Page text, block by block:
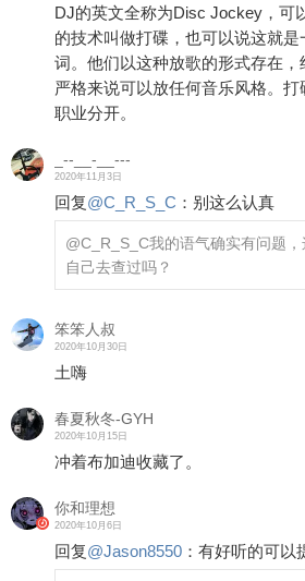
DJ的英文全称为Disc Jockey，可
的技术叫做打碟，也可以说这就
词。他们以这种放歌的形式存在，
严格来说可以放任何音乐风格。
职业分开。
_--__-__---
2020年11月3日
回复@C_R_S_C ： 别这么认真
@C_R_S_C我的语气确实有问题
自己去查过吗？
笨笨人叔
2020年10月30日
土嗨
春夏秋冬-GYH
2020年10月15日
冲着布加迪收藏了。
你和理想
2020年10月6日
回复@Jason8550 ： 有好听的可以